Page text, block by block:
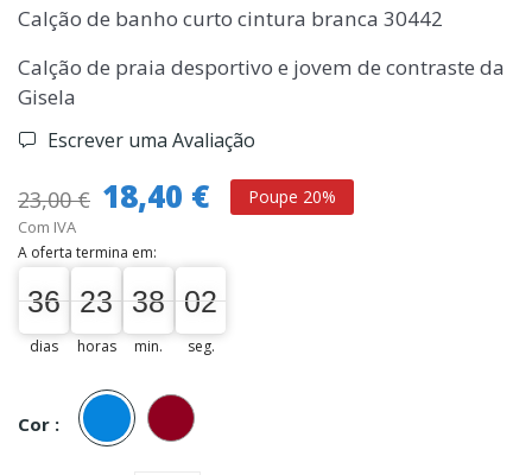
Calção de banho curto cintura branca 30442
Calção de praia desportivo e jovem de contraste da
Gisela
Escrever uma Avaliação
23,00 € 18,40 € Poupe 20%
Com IVA
A oferta termina em:
36
36
00
dias
23
23
00
horas
38
38
00
min.
02
02
03
seg.
Cor :
Azul